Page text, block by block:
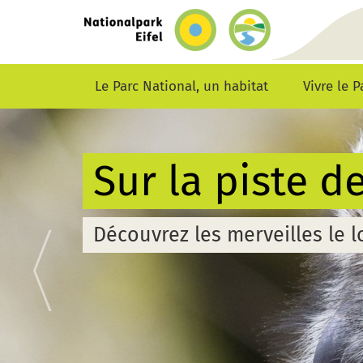
d’accueil
Le Parc National, un habitat Vivre le